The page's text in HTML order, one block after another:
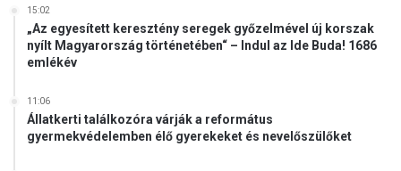
15:02
„Az egyesített keresztény seregek győzelmével új korszak
nyílt Magyarország történetében“ – Indul az Ide Buda! 1686
emlékév
11:06
Állatkerti találkozóra várják a református
gyermekvédelemben élő gyerekeket és nevelőszülőket